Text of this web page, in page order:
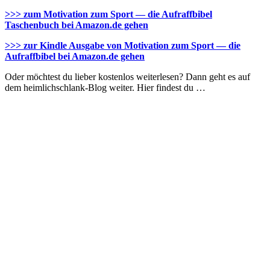
>>> zum Motivation zum Sport — die Aufraffbibel
Taschenbuch bei Amazon.de gehen
>>> zur Kindle Ausgabe von Motivation zum Sport — die
Aufraffbibel bei Amazon.de gehen
Oder möchtest du lieber kostenlos weiterlesen? Dann geht es auf
dem heimlichschlank-Blog weiter. Hier findest du …